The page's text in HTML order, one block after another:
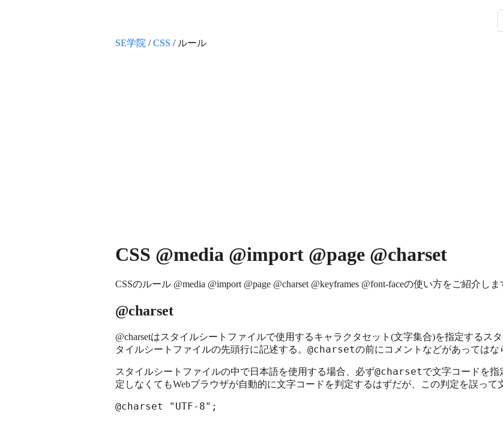
SE学院 /CSS / ルール
CSS @media @import @page @charset
CSSのルール @media @import @page @charset @keyframes @font-faceの使い方をご紹介しま
@charset
@charsetはスタイルシートファイルで使用するキャラクタセット(文字集合)を指定するス
タイルシートファイルの先頭行に記述する。 @charsetの前にコメントなどがあってはな
スタイルシートファイルの中で日本語を使用する場合、必ず@charsetで文字コードを指
定しなくてもWebブラウザが自動的に文字コードを判定するはずだが、この判定を誤って
@charset "UTF-8";